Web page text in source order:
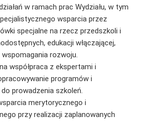
w ramach prac Wydziału, w tym
wsparcia przez
specjalne na rzecz przedszkoli i
edukacji włączającej,
rozwoju.
współpraca z ekspertami i
programów i
prowadzenia szkoleń.
merytorycznego i
przy realizacji zaplanowanych